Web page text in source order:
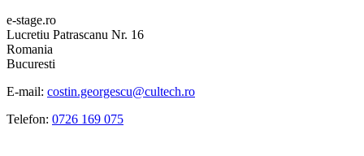
e-stage.ro
Lucretiu Patrascanu Nr. 16
Romania
Bucuresti
E-mail: costin.georgescu@cultech.ro
Telefon: 0726 169 075